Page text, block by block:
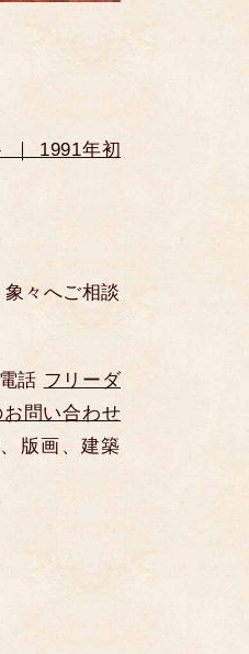
｜ 1991年初
々へご相談
話 フリーダ
問い合わせ
版画、建築